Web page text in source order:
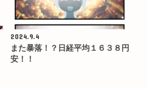
2024.9.4
また暴落！？日経平均１６３８円
安！！